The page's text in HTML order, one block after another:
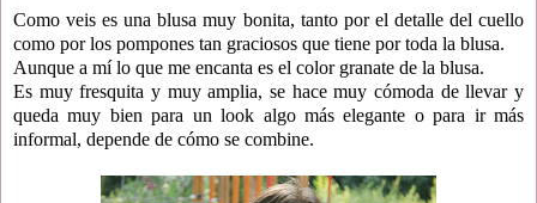
Como veis es una blusa muy bonita, tanto por el detalle del cuello
como por los pompones tan graciosos que tiene por toda la blusa.
Aunque a mí lo que me encanta es el color granate de la blusa.
Es muy fresquita y muy amplia, se hace muy cómoda de llevar y
queda muy bien para un look algo más elegante o para ir más
informal, depende de cómo se combine.